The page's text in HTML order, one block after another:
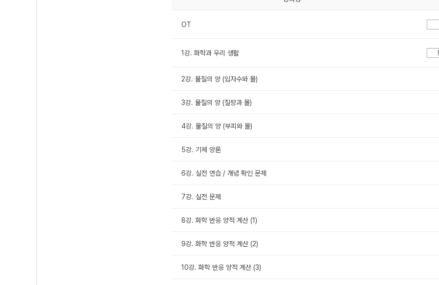
OT
1강. 화학과 우리 생활
2강. 물질의 양 (입자수와 몰)
3강. 물질의 양 (질량과 몰)
4강. 물질의 양 (부피와 몰)
5강. 기체 양론
6강. 실전 연습 / 개념 확인 문제
7강. 실전 문제
8강. 화학 반응 양적 계산 (1)
9강. 화학 반응 양적 계산 (2)
10강. 화학 반응 양적 계산 (3)